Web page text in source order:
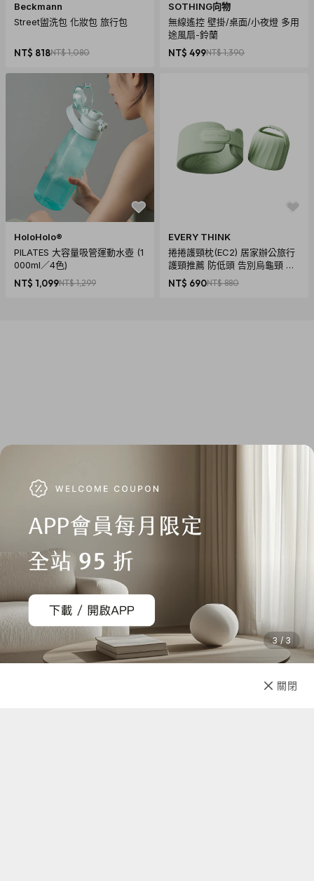
產地：中國
材質：骨幹 - 不銹鋼、玻璃纖維；傘面 - 聚脂纖維、UPF
50+防UV塗層；
尺寸：直徑160cm
重量：1.9kg
內容物：輕量抗UV可換角度遮陽傘
Beckmann
Street盥洗包 化妝包 旅行包
NT$ 818NT$ 1,080
SOTHING向物
無線遙控 壁掛/桌面/小夜燈 多用
途風扇-鈴蘭
NT$ 499NT$ 1,390
HoloHolo®
PILATES 大容量吸管運動水壺 (1
000ml／4色)
NT$ 1,099NT$ 1,299
EVERY THINK
捲捲護頸枕(EC2) 居家辦公旅行
護頸推薦 防低頭 告別烏龜頸 頸
椎養護 多色可選
NT$ 690NT$ 880
3 / 3
關閉